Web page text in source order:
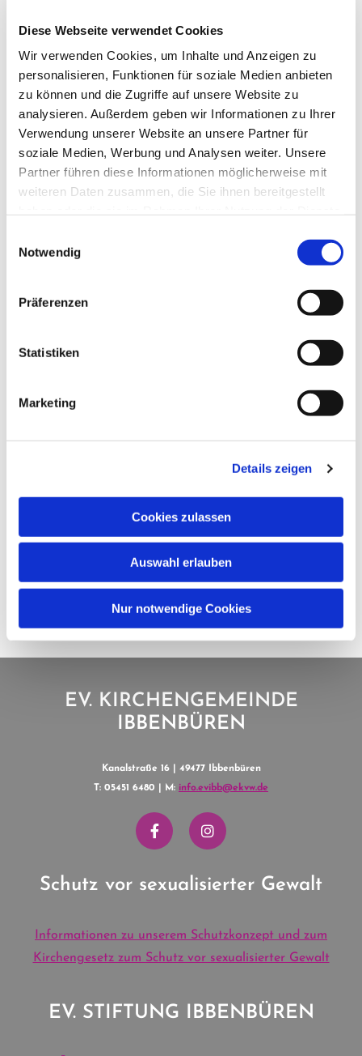
Diese Webseite verwendet Cookies
Wir verwenden Cookies, um Inhalte und Anzeigen zu
personalisieren, Funktionen für soziale Medien anbieten
zu können und die Zugriffe auf unsere Website zu
analysieren. Außerdem geben wir Informationen zu Ihrer
Verwendung unserer Website an unsere Partner für
soziale Medien, Werbung und Analysen weiter. Unsere
Partner führen diese Informationen möglicherweise mit
weiteren Daten zusammen, die Sie ihnen bereitgestellt
Notwendig
Präferenzen
Statistiken
Marketing
Details zeigen
Cookies zulassen
Auswahl erlauben
Nur notwendige Cookies
Dies könnte Sie auch
interessieren
EV. KIRCHENGEMEINDE
IBBENBÜREN
Kanalstraße 16 | 49477 Ibbenbüren
T: 05451 6480 | M: info.evibb@ekvw.de
Schutz vor sexualisierter Gewalt
Informationen zu unserem Schutzkonzept und zum
Kirchengesetz zum Schutz vor sexualisierter Gewalt
EV. STIFTUNG IBBENBÜREN